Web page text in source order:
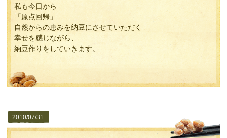
私も今日から
「原点回帰」
自然からの恵みを納豆にさせていただく
幸せを感じながら、
納豆作りをしていきます。
2010/07/31